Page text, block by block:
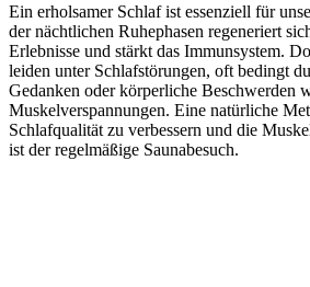
Ein erholsamer Schlaf ist essenziell für
der nächtlichen Ruhephasen regeneriert
Erlebnisse und stärkt das Immunsystem.
leiden unter Schlafstörungen, oft bedingt
Gedanken oder körperliche Beschwerden
Muskelverspannungen. Eine natürliche
Schlafqualität zu verbessern und die
ist der regelmäßige Saunabesuch.